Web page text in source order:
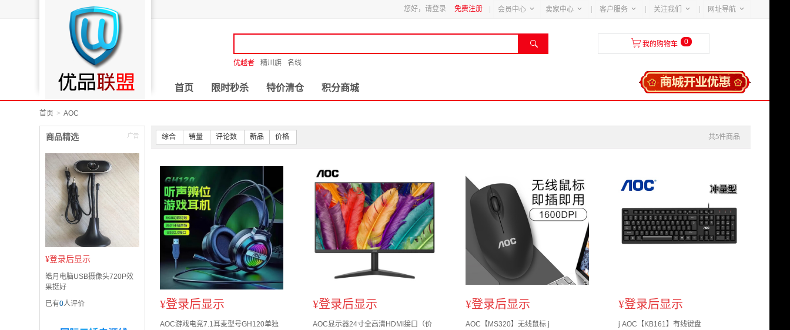
您好，请登录 免费注册 会员中心  卖家中心  客户服务  关注我们  网址导航 

优越者 精川旗 名线
 我的购物车 0
首页 限时秒杀 特价清仓 积分商城
首页 AOC
商品精选
¥登录后显示
皓月电脑USB摄像头720P效
果挺好
已有0人评价
综合 销量 评论数 新品 价格 共5件商品
¥登录后显示
AOC游戏电竞7.1耳麦型号GH120单独
¥登录后显示
AOC显示器24寸全高清HDMI接口（价
¥登录后显示
AOC【MS320】无线鼠标 j
¥登录后显示
j AOC【KB161】有线键盘